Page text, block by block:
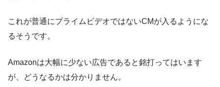
これが普通にプライムビデオではないCMが入るようにな
るそうです。
Amazonは大幅に少ない広告であると銘打ってはいます
が、どうなるかは分かりません。